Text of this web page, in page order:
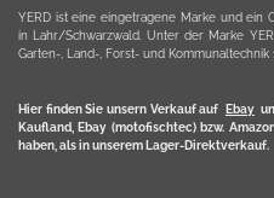
YERD ist eine eingetragene Marke und ein
in Lahr/Schwarzwald. Unter der Marke
Garten-, Land-, Forst- und Kommunaltechnik
Hier finden Sie unsern Verkauf auf Ebay
Kaufland, Ebay (motofischtec) bzw.
haben, als in unserem Lager-Direktverkauf.